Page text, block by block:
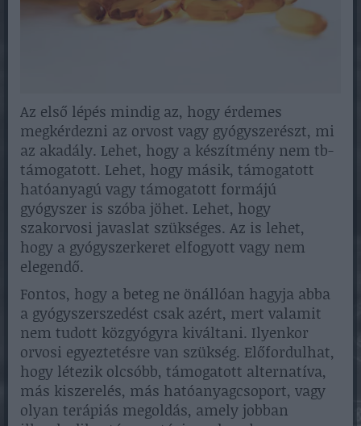
Az első lépés mindig az, hogy érdemes
megkérdezni az orvost vagy gyógyszerészt, mi
az akadály. Lehet, hogy a készítmény nem tb-
támogatott. Lehet, hogy másik, támogatott
hatóanyagú vagy támogatott formájú
gyógyszer is szóba jöhet. Lehet, hogy
szakorvosi javaslat szükséges. Az is lehet,
hogy a gyógyszerkeret elfogyott vagy nem
elegendő.
Fontos, hogy a beteg ne önállóan hagyja abba
a gyógyszerszedést csak azért, mert valamit
nem tudott közgyógyra kiváltani. Ilyenkor
orvosi egyeztetésre van szükség. Előfordulhat,
hogy létezik olcsóbb, támogatott alternatíva,
más kiszerelés, más hatóanyagcsoport, vagy
olyan terápiás megoldás, amely jobban